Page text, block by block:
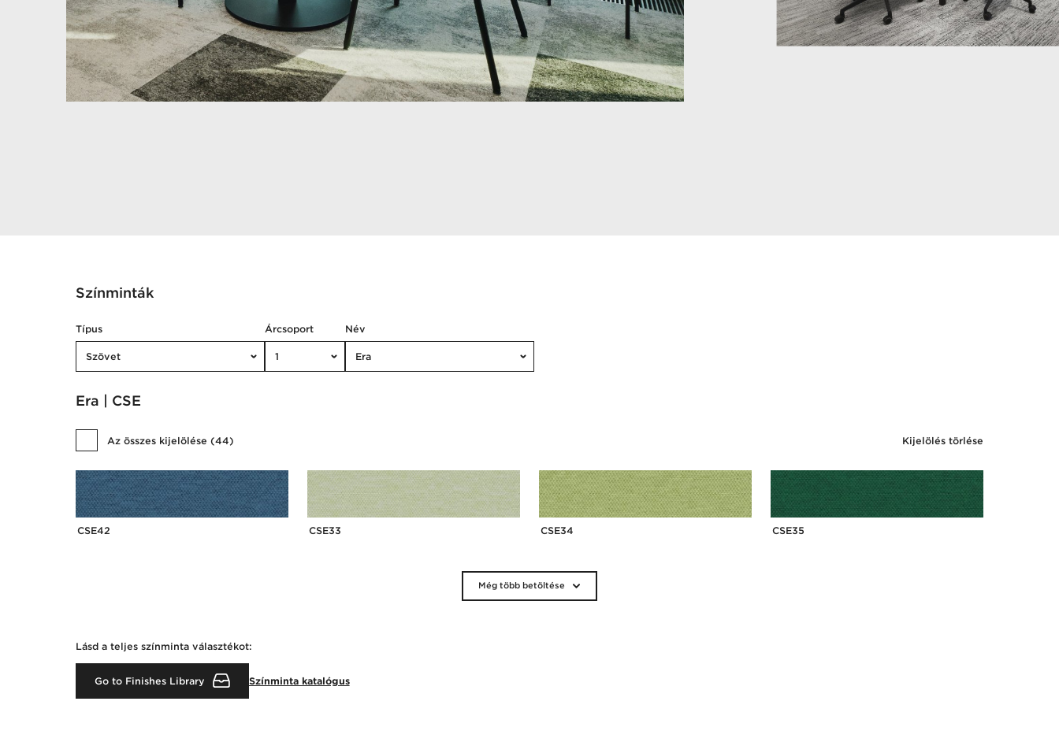
Színminták
Típus
Szövet
Árcsoport
1
Név
Era
Era | CSE
Az összes kijelölése (44) Kijelölés törlése
CSE42 CSE33 CSE34 CSE35
Még több betöltése
Lásd a teljes színminta választékot:
Go to Finishes Library Színminta katalógus